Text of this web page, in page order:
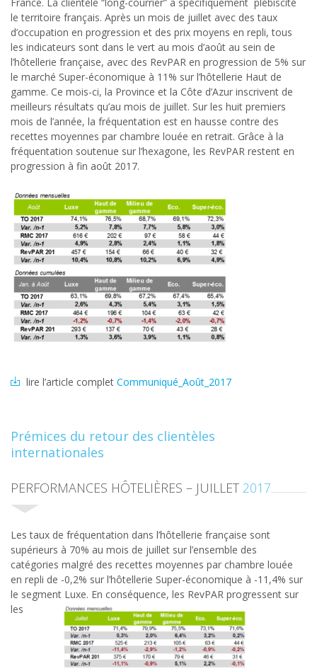
France. La clientèle “long-courrier” a spécifiquement plébiscité
le territoire français. Après un mois de juillet avec des taux
d’occupation en progression et des prix moyens en repli, tous
les indicateurs sont dans le vert au mois d’août au sein de
l’hôtellerie française, avec des RevPAR en progression de 5% sur
le marché Super-économique à 11% sur l’hôtellerie Haut de
gamme. Ce mois-ci, la Province et la Côte d’Azur inscrivent de
meilleurs résultats qu’au mois de juillet. Sur les huit premiers
mois de l’année, la fréquentation est en hausse contre des
recettes moyennes par chambre louée en retrait. Grâce à la
fréquentation soutenue sur l’hexagone, les RevPAR restent en
progression à fin août 2017.
lire l’article complet Communiqué_Août_2017
Prémices du retour des clientèles
internationales
PERFORMANCES HÔTELIÈRES – JUILLET 2017
Les taux de fréquentation dans l’hôtellerie française sont
supérieurs à 70% au mois de juillet sur l’ensemble des
catégories malgré des recettes moyennes par chambre louée
en repli de -0,2% sur l’hôtellerie Super-économique à -11,4% sur
le segment Luxe. En conséquence, les RevPAR progressent sur
les